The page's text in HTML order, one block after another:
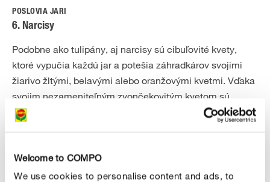
Welcome to COMPO
We use cookies to personalise content and ads, to
POSLOVIA JARI
6. Narcisy
Podobne ako tulipány, aj narcisy sú cibuľovité kvety,
ktoré vypučia každú jar a potešia záhradkárov svojimi
žiarivo žltými, belavými alebo oranžovými kvetmi. Vďaka
svojim nezameniteľným zvončekovitým kvetom sú
narcisy predzvesťou jari par excellence a ohlasujú
dvanástich druhov narcisov.